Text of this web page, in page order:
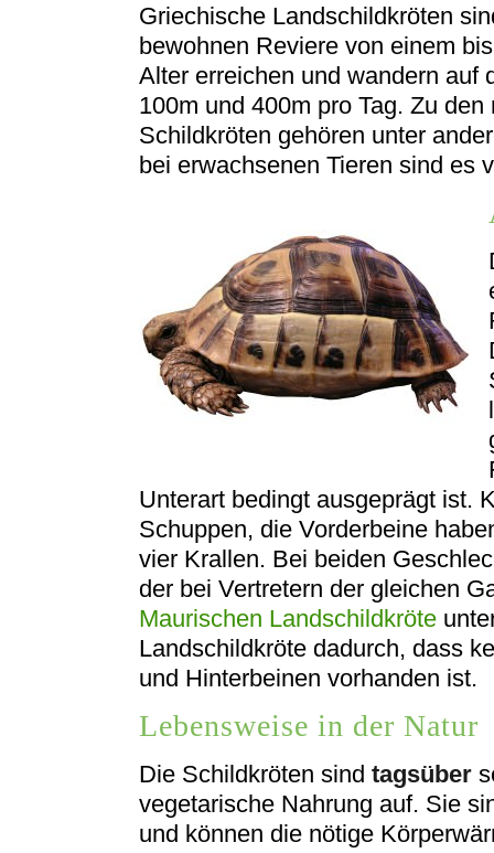
Griechische Landschildkröten
bewohnen Reviere von einem
Alter erreichen und wandern auf
100m und 400m pro Tag. Zu
Schildkröten gehören unter
bei erwachsenen Tieren sind es
Unterart bedingt ausgeprägt ist.
Schuppen, die Vorderbeine
vier Krallen. Bei beiden
der bei Vertretern der gleichen
Maurischen Landschildkröte
Landschildkröte dadurch, dass
und Hinterbeinen vorhanden ist.
Lebensweise in der Natur
Die Schildkröten sind tagsüber
vegetarische Nahrung auf. Sie
und können die nötige